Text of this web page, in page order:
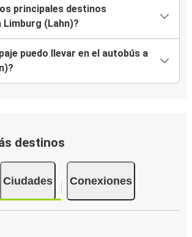
principales destinos
(Lahn)?
puedo llevar en el autobús a
destinos
Ciudades Conexiones